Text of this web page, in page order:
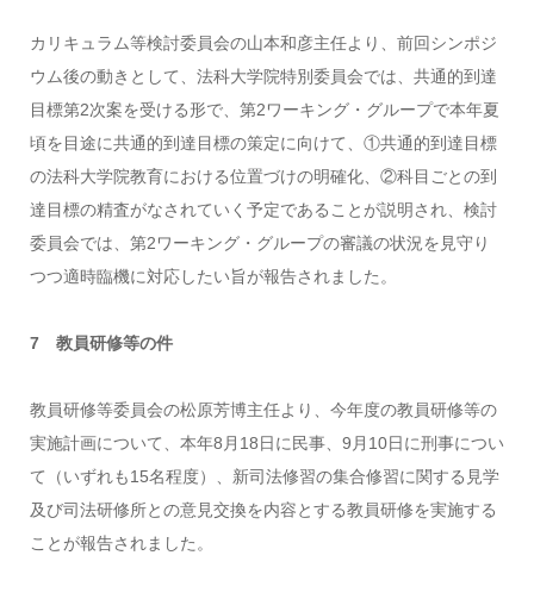
カリキュラム等検討委員会の山本和彦主任より、前回シンポジ
ウム後の動きとして、法科大学院特別委員会では、共通的到達
目標第2次案を受ける形で、第2ワーキング・グループで本年夏
頃を目途に共通的到達目標の策定に向けて、①共通的到達目標
の法科大学院教育における位置づけの明確化、②科目ごとの到
達目標の精査がなされていく予定であることが説明され、検討
委員会では、第2ワーキング・グループの審議の状況を見守り
つつ適時臨機に対応したい旨が報告されました。
7 教員研修等の件
教員研修等委員会の松原芳博主任より、今年度の教員研修等の
実施計画について、本年8月18日に民事、9月10日に刑事につい
て（いずれも15名程度）、新司法修習の集合修習に関する見学
及び司法研修所との意見交換を内容とする教員研修を実施する
ことが報告されました。